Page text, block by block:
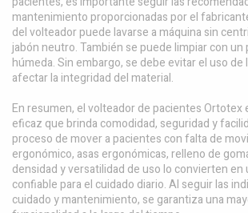
mantenimiento proporcionadas por el
del volteador puede lavarse a máquina sin
jabón neutro. También se puede limpiar con un
húmeda. Sin embargo, se debe evitar el uso de
afectar la integridad del material.
En resumen, el volteador de pacientes Ortotex
eficaz que brinda comodidad, seguridad y
proceso de mover a pacientes con falta de
ergonómico, asas ergonómicas, relleno de
densidad y versatilidad de uso lo convierten en
confiable para el cuidado diario. Al seguir las
cuidado y mantenimiento, se garantiza una